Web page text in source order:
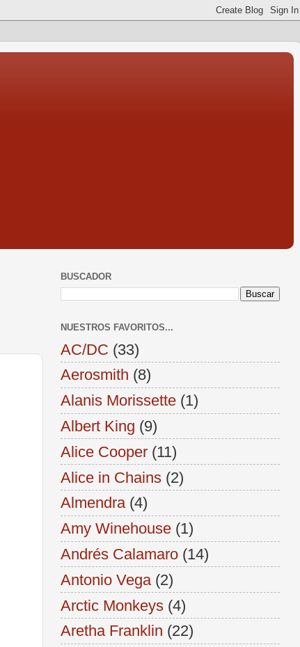
BUSCADOR
NUESTROS FAVORITOS...
AC/DC (33)
Aerosmith (8)
Alanis Morissette (1)
Albert King (9)
Alice Cooper (11)
Alice in Chains (2)
Almendra (4)
Amy Winehouse (1)
Andrés Calamaro (14)
Antonio Vega (2)
Arctic Monkeys (4)
Aretha Franklin (22)